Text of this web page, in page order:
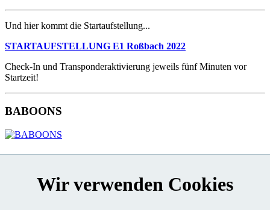
Und hier kommt die Startaufstellung...
STARTAUFSTELLUNG E1 Roßbach 2022
Check-In und Transponderaktivierung jeweils fünf Minuten vor
Startzeit!
BABOONS
KONTAKT
Wir verwenden Cookies